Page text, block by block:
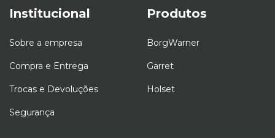
Institucional
Sobre a empresa
Compra e Entrega
Trocas e Devoluções
Segurança
Produtos
BorgWarner
Garret
Holset